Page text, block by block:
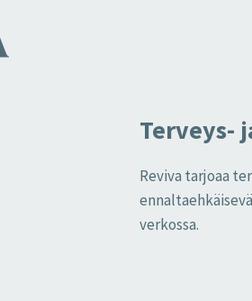
Terveys-
Reviva tarjoaa
verkossa.